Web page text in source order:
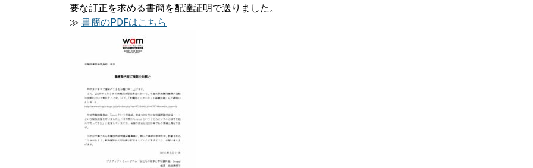
要な訂正を求める書簡を配達証明で送りました。
≫ 書簡のPDFはこちら